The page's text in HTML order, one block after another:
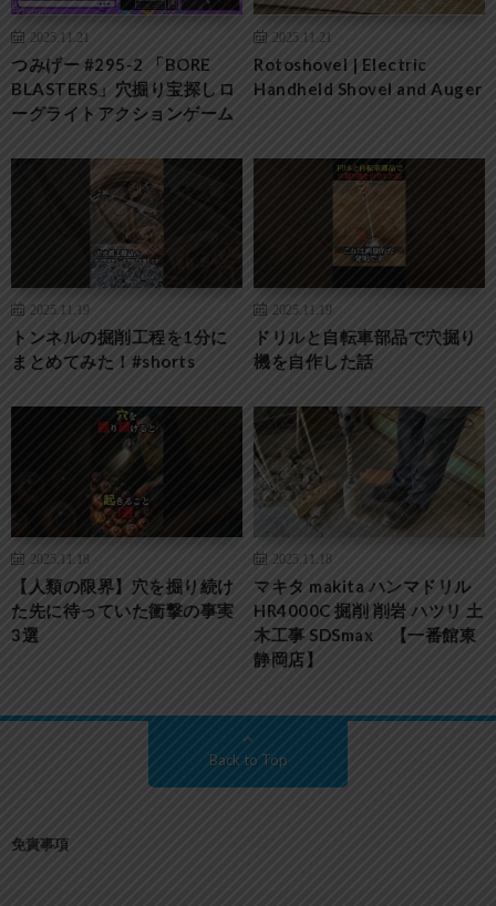
2025.11.21
つみげー #295-2 「BORE
BLASTERS」穴掘り宝探しロ
ーグライトアクションゲーム
2025.11.21
Rotoshovel | Electric
Handheld Shovel and Auger
2025.11.19
トンネルの掘削工程を1分に
まとめてみた！#shorts
2025.11.19
ドリルと自転車部品で穴掘り
機を自作した話
2025.11.18
【人類の限界】穴を掘り続け
た先に待っていた衝撃の事実
3選
2025.11.18
マキタ makita ハンマドリル
HR4000C 掘削 削岩 ハツリ 土
木工事 SDSmax 【一番館東
静岡店】
Back to Top
免責事項